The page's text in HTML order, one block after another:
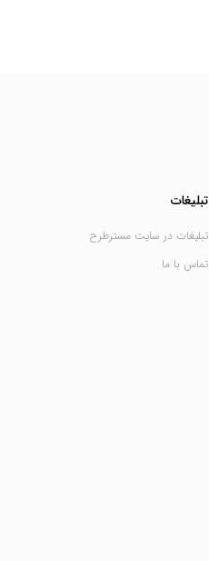
تبلیغات
تبلیغات در سایت مسترطرح
تماس با ما